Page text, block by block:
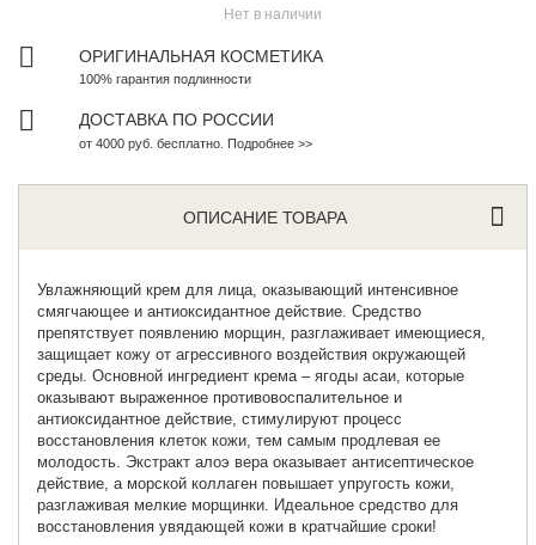
Нет в наличии
ОРИГИНАЛЬНАЯ КОСМЕТИКА
100% гарантия подлинности
ДОСТАВКА ПО РОССИИ
от 4000 руб. бесплатно. Подробнее >>
ОПИСАНИЕ ТОВАРА
Увлажняющий крем для лица , оказывающий интенсивное
смягчающее и антиоксидантное действие. Средство
препятствует появлению морщин, разглаживает имеющиеся,
защищает кожу от агрессивного воздействия окружающей
среды. Основной ингредиент крема – ягоды асаи, которые
оказывают выраженное противовоспалительное и
антиоксидантное действие, стимулируют процесс
восстановления клеток кожи, тем самым продлевая ее
молодость. Экстракт алоэ вера оказывает антисептическое
действие, а морской коллаген повышает упругость кожи,
разглаживая мелкие морщинки. Идеальное средство для
восстановления увядающей кожи в кратчайшие сроки!